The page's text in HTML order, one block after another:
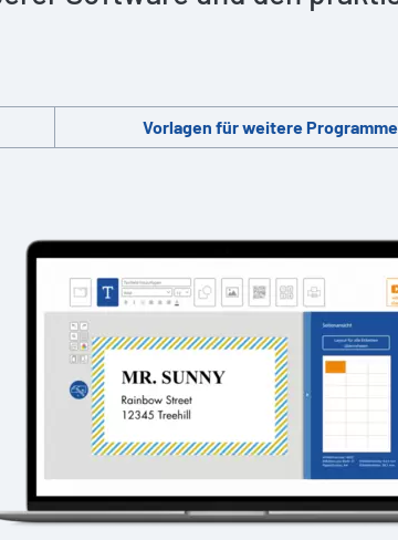
Vorlagen für weitere Programme